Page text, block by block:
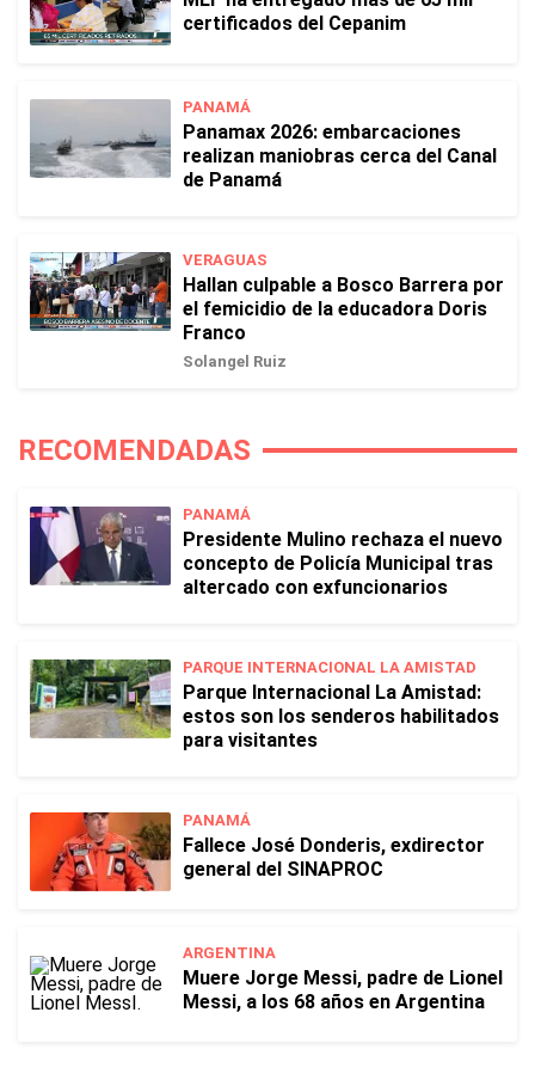
certificados del Cepanim
PANAMÁ
Panamax 2026: embarcaciones
realizan maniobras cerca del Canal
de Panamá
VERAGUAS
Hallan culpable a Bosco Barrera por
el femicidio de la educadora Doris
Franco
Solangel Ruiz
RECOMENDADAS
PANAMÁ
Presidente Mulino rechaza el nuevo
concepto de Policía Municipal tras
altercado con exfuncionarios
PARQUE INTERNACIONAL LA AMISTAD
Parque Internacional La Amistad:
estos son los senderos habilitados
para visitantes
PANAMÁ
Fallece José Donderis, exdirector
general del SINAPROC
ARGENTINA
Muere Jorge Messi, padre de Lionel
Messi, a los 68 años en Argentina